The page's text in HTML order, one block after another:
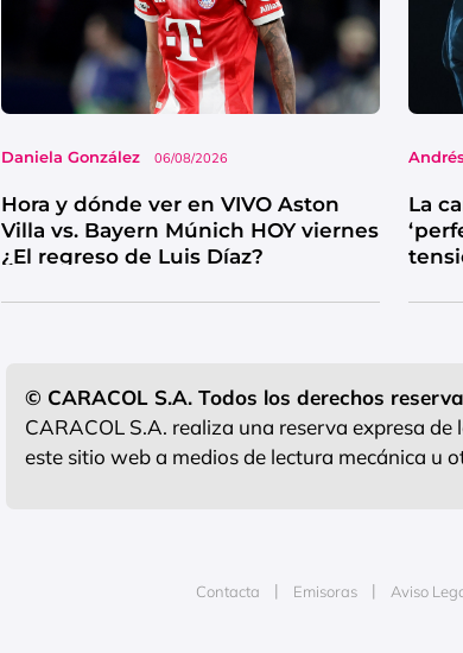
Daniela González 06/08/2026
Hora y dónde ver en VIVO Aston
Villa vs. Bayern Múnich HOY viernes
¿El regreso de Luis Díaz?
La
© CARACOL S.A. Todos los derechos
CARACOL S.A. realiza una reserva expresa
este sitio web a medios de lectura mecánica u
Contacta Emisoras Aviso